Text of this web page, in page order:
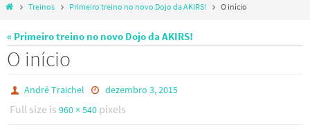
HomeTreinos Primeiro treino no novo Dojo da AKIRS! O início
« Primeiro treino no novo Dojo da AKIRS!
O início
André Traichel dezembro 3, 2015
Full size is 960 × 540 pixels